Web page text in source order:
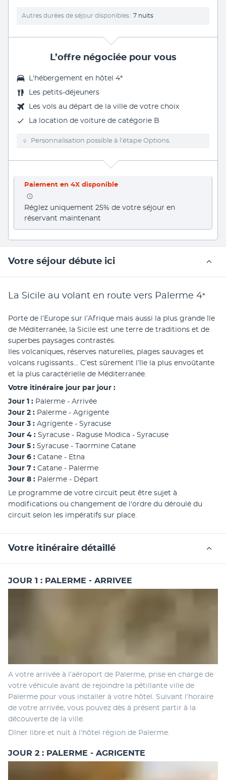
Autres durées de séjour disponibles 7 nuits
L’offre négociée pour vous
L'hébergement en hôtel 4*
Les petits-déjeuners
Les vols au départ de la ville de votre choix
La
location de voiture de catégorie B
Personnalisation possible à l’étape Options.
Paiement en 4X disponible
Réglez uniquement 25% de votre séjour en
réservant maintenant
Votre séjour débute ici
La Sicile au volant en route vers Palerme 4*
Porte de l’Europe sur l’Afrique mais aussi la plus grande île
de Méditerranée, la Sicile est une terre de traditions et de
superbes paysages contrastés.
Iles volcaniques, réserves naturelles, plages sauvages et
volcans rugissants… C’est sûrement l’île la plus envoûtante
et la plus caractérielle de Méditerranée.
Votre itinéraire jour par jour :
Jour 1 : Palerme - Arrivée
Jour 2 : Palerme - Agrigente
Jour 3 : Agrigente - Syracuse
Jour 4 : Syracuse - Raguse Modica - Syracuse
Jour 5 : Syracuse - Taormine Catane
Jour 6 : Catane - Etna
Jour 7 : Catane - Palerme
Jour 8 : Palerme - Départ
Le programme de votre circuit peut être sujet à
modifications ou changement de l'ordre du déroulé du
circuit selon les impératifs sur place.
Votre itinéraire détaillé
JOUR 1 : PALERME - ARRIVEE
A votre arrivée à l’aéroport de Palerme, prise en charge de
votre véhicule avant de rejoindre la pétillante ville de
Palerme pour vous installer à votre hôtel. Suivant l’horaire
de votre arrivée, vous pouvez dès à présent partir à la
découverte de la ville.
Dîner libre et nuit à l’hôtel région de Palerme.
JOUR 2 : PALERME - AGRIGENTE